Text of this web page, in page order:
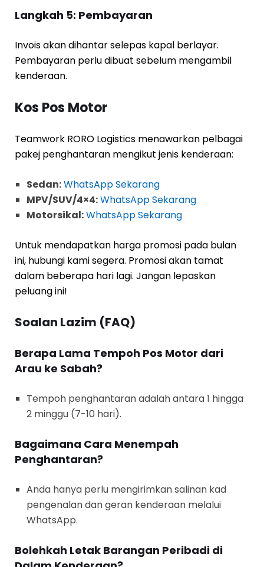
Langkah 5: Pembayaran
Invois akan dihantar selepas kapal berlayar.
Pembayaran perlu dibuat sebelum mengambil
kenderaan.
Kos Pos Motor
Teamwork RORO Logistics menawarkan pelbagai
pakej penghantaran mengikut jenis kenderaan:
Sedan:WhatsApp Sekarang
MPV/SUV/4×4:WhatsApp Sekarang
Motorsikal:WhatsApp Sekarang
Untuk mendapatkan harga promosi pada bulan
ini, hubungi kami segera. Promosi akan tamat
dalam beberapa hari lagi. Jangan lepaskan
peluang ini!
Soalan Lazim (FAQ)
Berapa Lama Tempoh Pos Motor dari
Arau ke Sabah?
Tempoh penghantaran adalah antara 1 hingga
2 minggu (7-10 hari).
Bagaimana Cara Menempah
Penghantaran?
Anda hanya perlu mengirimkan salinan kad
pengenalan dan geran kenderaan melalui
WhatsApp.
Bolehkah Letak Barangan Peribadi di